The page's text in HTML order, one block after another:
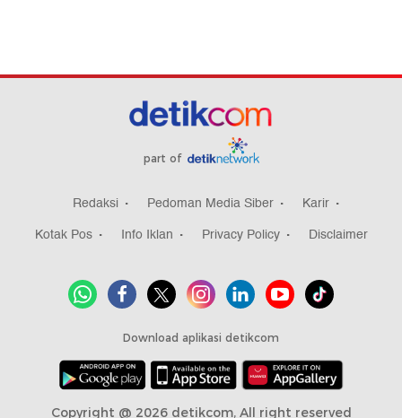
part of
Redaksi Pedoman Media Siber
Karir
Kotak Pos
Info Iklan Privacy Policy Disclaimer
Download aplikasi detikcom
Copyright @ 2026 detikcom, All right reserved